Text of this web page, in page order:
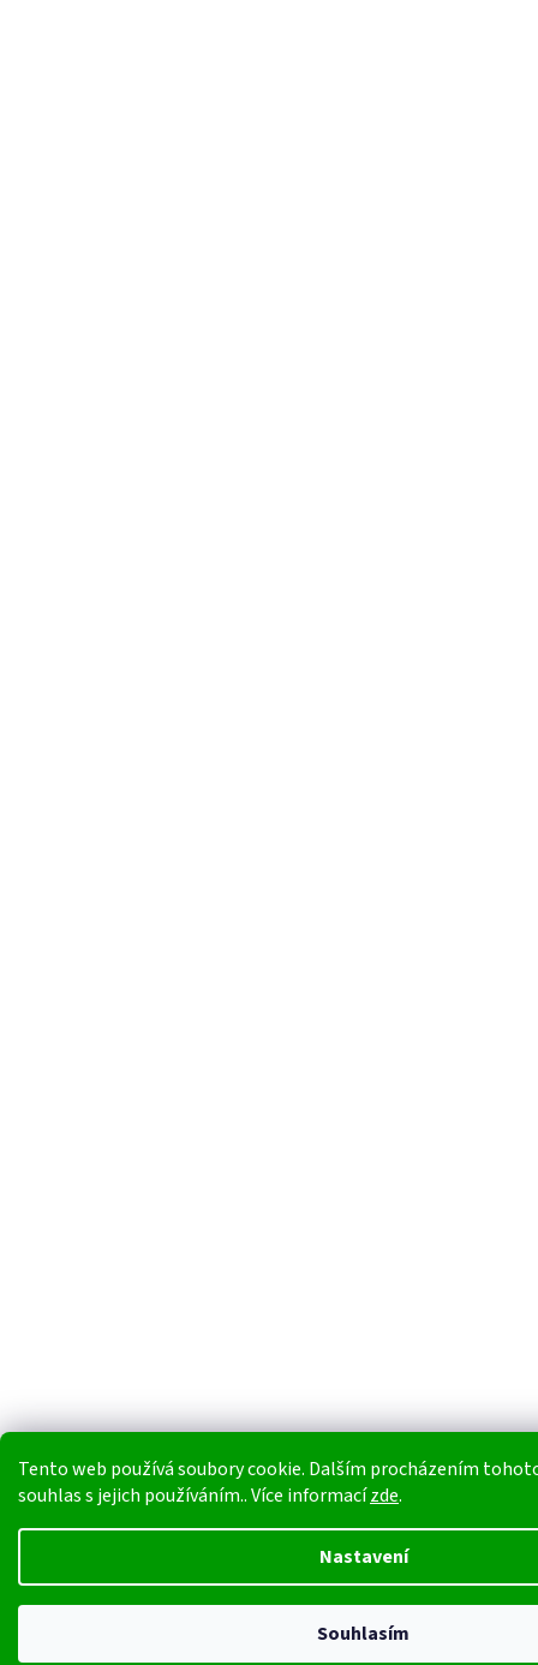
Tento web používá soubory cookie. Dalším procházením
souhlas s jejich používáním.. Více informacízde.
Nastavení
Souhlasím